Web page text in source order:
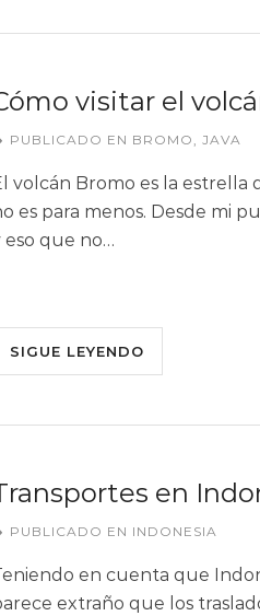
visitar el
PUBLICADO EN BROMO , JAVA
volcán Bromo es la estrella
es para menos. Desde mi
eso que no…
SIGUE LEYENDO
en
PUBLICADO EN INDONESIA
en cuenta que
extraño que los